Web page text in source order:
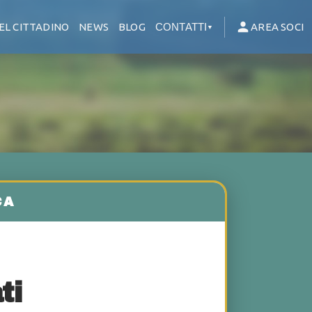
CITTADINO NEWS BLOG CONTATTI ▼ AREA SOCI